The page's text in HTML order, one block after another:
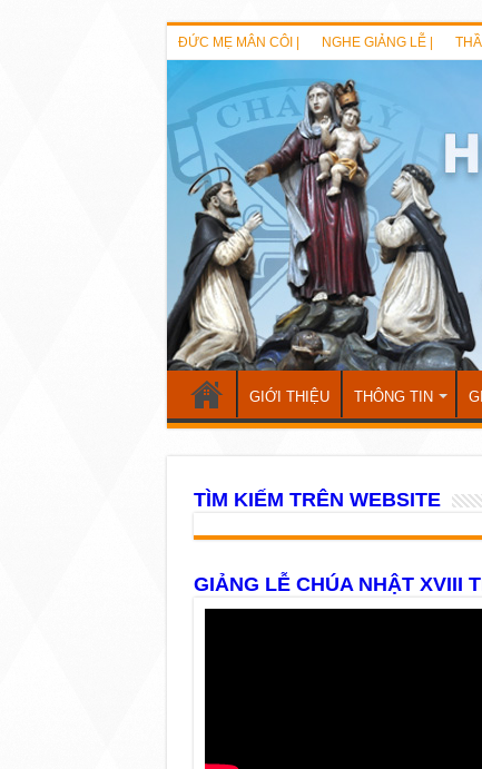
ĐỨC MẸ MÂN CÔI | NGHE GIẢNG LỄ |
GIỚI THIỆU THÔNG TIN
TÌM KIẾM TRÊN WEBSITE
GIẢNG LỄ CHÚA NHẬT XVIII